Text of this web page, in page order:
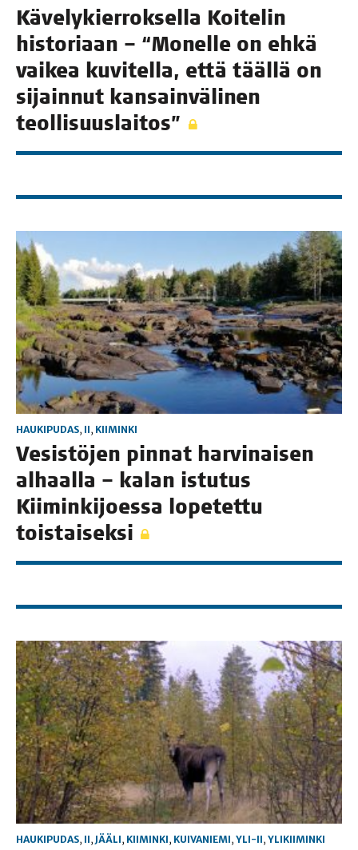
Käve­ly­kier­rok­sel­la Koi­te­lin
his­to­ri­aan – “Monel­le on ehkä
vai­kea kuvi­tel­la, että tääl­lä on
sijain­nut kan­sain­vä­li­nen
teollisuuslaitos”
HAUKIPUDAS, II, KIIMINKI
Vesis­tö­jen pin­nat har­vi­nai­sen
alhaal­la – kalan istu­tus
Kii­min­ki­joes­sa lope­tet­tu
toistaiseksi
HAUKIPUDAS, II, JÄÄLI, KIIMINKI, KUIVANIEMI, YLI-II, YLIKIIMINKI